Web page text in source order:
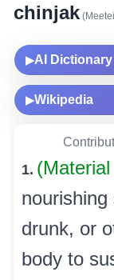
chinjak
▶AI
▶Wikipedia
1.
drunk, or
body to